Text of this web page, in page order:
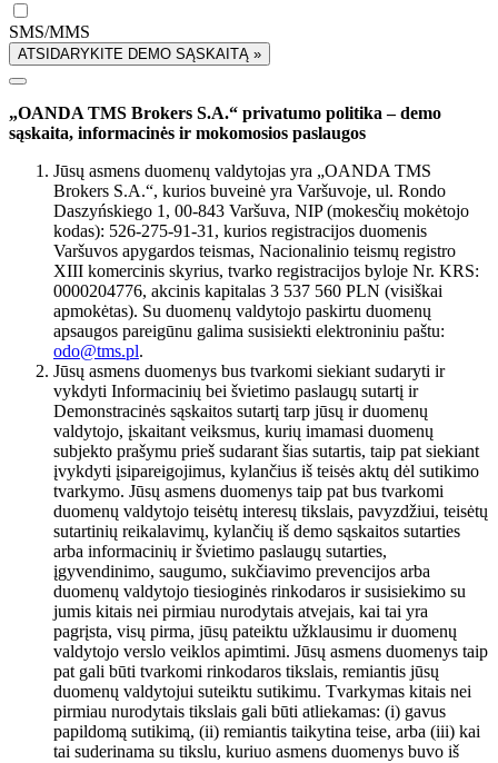
SMS/MMS
ATSIDARYKITE DEMO SĄSKAITĄ »
„OANDA TMS Brokers S.A.“ privatumo politika – demo
sąskaita, informacinės ir mokomosios paslaugos
Jūsų asmens duomenų valdytojas yra „OANDA TMS
Brokers S.A.“, kurios buveinė yra Varšuvoje, ul. Rondo
Daszyńskiego 1, 00-843 Varšuva, NIP (mokesčių mokėtojo
kodas): 526-275-91-31, kurios registracijos duomenis
Varšuvos apygardos teismas, Nacionalinio teismų registro
XIII komercinis skyrius, tvarko registracijos byloje Nr. KRS:
0000204776, akcinis kapitalas 3 537 560 PLN (visiškai
apmokėtas). Su duomenų valdytojo paskirtu duomenų
apsaugos pareigūnu galima susisiekti elektroniniu paštu:
odo@tms.pl.
Jūsų asmens duomenys bus tvarkomi siekiant sudaryti ir
vykdyti Informacinių bei švietimo paslaugų sutartį ir
Demonstracinės sąskaitos sutartį tarp jūsų ir duomenų
valdytojo, įskaitant veiksmus, kurių imamasi duomenų
subjekto prašymu prieš sudarant šias sutartis, taip pat siekiant
įvykdyti įsipareigojimus, kylančius iš teisės aktų dėl sutikimo
tvarkymo. Jūsų asmens duomenys taip pat bus tvarkomi
duomenų valdytojo teisėtų interesų tikslais, pavyzdžiui, teisėtų
sutartinių reikalavimų, kylančių iš demo sąskaitos sutarties
arba informacinių ir švietimo paslaugų sutarties,
įgyvendinimo, saugumo, sukčiavimo prevencijos arba
duomenų valdytojo tiesioginės rinkodaros ir susisiekimo su
jumis kitais nei pirmiau nurodytais atvejais, kai tai yra
pagrįsta, visų pirma, jūsų pateiktu užklausimu ir duomenų
valdytojo verslo veiklos apimtimi. Jūsų asmens duomenys taip
pat gali būti tvarkomi rinkodaros tikslais, remiantis jūsų
duomenų valdytojui suteiktu sutikimu. Tvarkymas kitais nei
pirmiau nurodytais tikslais gali būti atliekamas: (i) gavus
papildomą sutikimą, (ii) remiantis taikytina teise, arba (iii) kai
tai suderinama su tikslu, kuriuo asmens duomenys buvo iš